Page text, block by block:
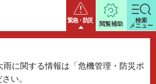
緊急・防災
に関する情報は「危機管理・防災ポ
い。
閲覧補助
検索
メニュー